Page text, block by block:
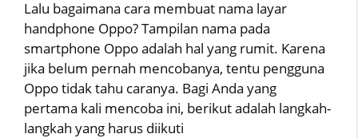
Lalu bagaimana cara membuat nama layar
handphone Oppo? Tampilan nama pada
smartphone Oppo adalah hal yang rumit. Karena
jika belum pernah mencobanya, tentu pengguna
Oppo tidak tahu caranya. Bagi Anda yang
pertama kali mencoba ini, berikut adalah langkah-
langkah yang harus diikuti